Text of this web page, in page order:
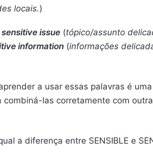
locais.)
sensitive issue (tópico/assunto
information (informações
a usar essas palavras é
las corretamente com
a diferença entre SENSIBLE e